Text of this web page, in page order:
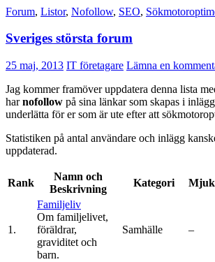
Forum, Listor, Nofollow, SEO,
Sveriges största forum
25 maj, 2013 IT företagare Lämna en
Jag kommer framöver uppdatera denna lista
harnofollow på sina länkar som skapas i
underlätta för er som är ute efter att
Statistiken på antal användare och inlägg
uppdaterad.
Rank
Namn och
Beskrivning
Kategori
1.
Familjeliv
Om familjelivet,
föräldrar,
graviditet och
barn.
Samhälle –